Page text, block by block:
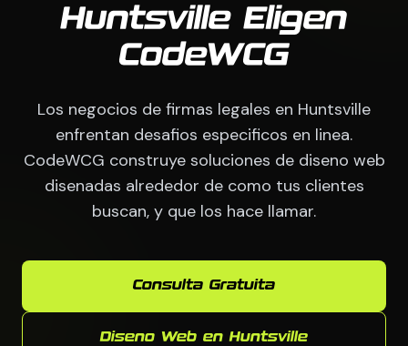
Huntsville Eligen
CodeWCG
Los negocios de firmas legales en Huntsville
enfrentan desafios especificos en linea.
CodeWCG construye soluciones de diseno web
disenadas alrededor de como tus clientes
buscan, y que los hace llamar.
Consulta Gratuita
Diseno Web en Huntsville